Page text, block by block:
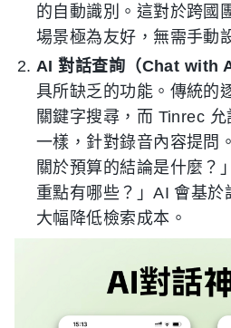
的自動識別。這對於跨國
場景極為友好，無需手動
AI 對話查詢（Chat with
具所缺乏的功能。傳統的
關鍵字搜尋，而 Tinrec
一樣，針對錄音內容提問
關於預算的結論是什麼？
重點有哪些？」AI 會基於
大幅降低檢索成本。